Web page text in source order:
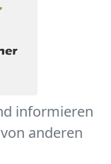
informieren
anderen